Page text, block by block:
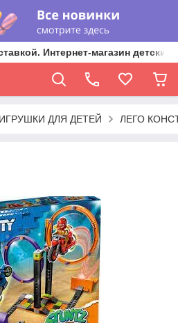
Интернет-магазин
ИГРУШКИ ДЛЯ ДЕТЕЙ ЛЕГО